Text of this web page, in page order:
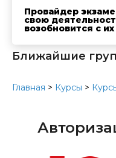
Провайдер
свою
возобновится с
Ближайшие
Главная > Курсы >